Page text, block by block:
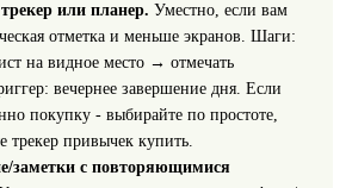
или планер. Уместно, если вам
отметка и меньше экранов. Шаги:
на видное место → отмечать
вечернее завершение дня. Если
покупку - выбирайте по простоте,
трекер привычек купить.
заметки с повторяющимися